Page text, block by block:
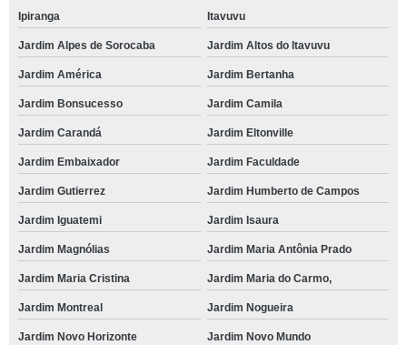
Ipiranga Itavuvu
Jardim Alpes de Sorocaba Jardim Altos do Itavuvu
Jardim América Jardim Bertanha
Jardim Bonsucesso Jardim Camila
Jardim Carandá Jardim Eltonville
Jardim Embaixador Jardim Faculdade
Jardim Gutierrez Jardim Humberto de Campos
Jardim Iguatemi Jardim Isaura
Jardim Magnólias Jardim Maria Antônia Prado
Jardim Maria Cristina Jardim Maria do Carmo,
Jardim Montreal Jardim Nogueira
Jardim Novo Horizonte Jardim Novo Mundo